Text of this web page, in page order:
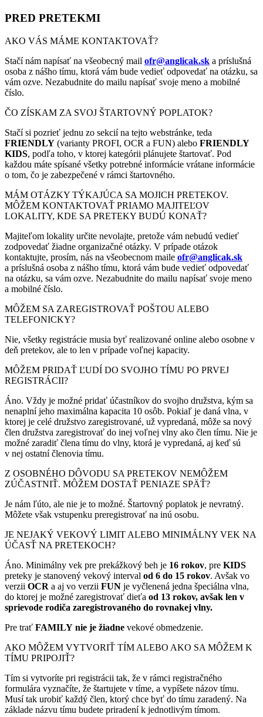
PRED PRETEKMI
AKO VÁS MÁME KONTAKTOVAŤ?
Stačí nám napísať na všeobecný mail ofr@anglicak.sk a príslušná
osoba z nášho tímu, ktorá vám bude vedieť odpovedať na otázku, sa
vám ozve. Nezabudnite do mailu napísať svoje meno a mobilné
číslo.
ČO ZÍSKAM ZA SVOJ ŠTARTOVNÝ POPLATOK?
Stačí si pozrieť jednu zo sekcií na tejto webstránke, teda
FRIENDLY (varianty PROFI, OCR a FUN) alebo FRIENDLY
KIDS, podľa toho, v ktorej kategórii plánujete štartovať. Pod
každou máte spísané všetky potrebné informácie vrátane informácie
o tom, čo je zabezpečené v rámci štartovného.
MÁM OTÁZKY TÝKAJÚCA SA MOJICH PRETEKOV.
MÔŽEM KONTAKTOVAŤ PRIAMO MAJITEĽOV
LOKALITY, KDE SA PRETEKY BUDÚ KONAŤ?
Majiteľom lokality určite nevolajte, pretože vám nebudú vedieť
zodpovedať žiadne organizačné otázky. V prípade otázok
kontaktujte, prosím, nás na všeobecnom maile ofr@anglicak.sk
a príslušná osoba z nášho tímu, ktorá vám bude vedieť odpovedať
na otázku, sa vám ozve. Nezabudnite do mailu napísať svoje meno
a mobilné číslo.
MÔŽEM SA ZAREGISTROVAŤ POŠTOU ALEBO
TELEFONICKY?
Nie, všetky registrácie musia byť realizované online alebo osobne v
deň pretekov, ale to len v prípade voľnej kapacity.
MÔŽEM PRIDAŤ ĽUDÍ DO SVOJHO TÍMU PO PRVEJ
REGISTRÁCII?
Áno. Vždy je možné pridať účastníkov do svojho družstva, kým sa
nenaplní jeho maximálna kapacita 10 osôb. Pokiaľ je daná vlna, v
ktorej je celé družstvo zaregistrované, už vypredaná, môže sa nový
člen družstva zaregistrovať do inej voľnej vlny ako člen tímu. Nie je
možné zaradiť člena tímu do vlny, ktorá je vypredaná, aj keď sú
v nej ostatní členovia tímu.
Z OSOBNÉHO DÔVODU SA PRETEKOV NEMÔŽEM
ZÚČASTNIŤ. MÔŽEM DOSTAŤ PENIAZE SPÄŤ?
Je nám ľúto, ale nie je to možné. Štartovný poplatok je nevratný.
Môžete však vstupenku preregistrovať na inú osobu.
JE NEJAKÝ VEKOVÝ LIMIT ALEBO MINIMÁLNY VEK NA
ÚČASŤ NA PRETEKOCH?
Áno. Minimálny vek pre prekážkový beh je 16 rokov, pre KIDS
preteky je stanovený vekový interval od 6 do 15 rokov. Avšak vo
verzii OCR a aj vo verzii FUN je vyčlenená jedna špeciálna vlna,
do ktorej je možné zaregistrovať dieťa od 13 rokov, avšak len v
sprievode rodiča zaregistrovaného do rovnakej vlny.
Pre trať FAMILY nie je žiadne vekové obmedzenie.
AKO MÔŽEM VYTVORIŤ TÍM ALEBO AKO SA MÔŽEM K
TÍMU PRIPOJIŤ?
Tím si vytvoríte pri registrácii tak, že v rámci registračného
formulára vyznačíte, že štartujete v tíme, a vypíšete názov tímu.
Musí tak urobiť každý člen, ktorý chce byť do tímu zaradený. Na
základe názvu tímu budete priradení k jednotlivým tímom.